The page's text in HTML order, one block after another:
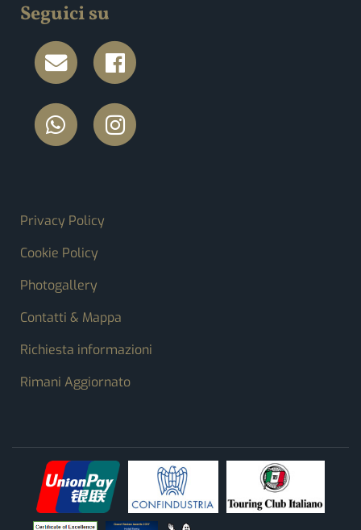
Seguici su
FOOTER MENU
Privacy Policy
Cookie Policy
Photogallery
Contatti & Mappa
Richiesta informazioni
Rimani Aggiornato